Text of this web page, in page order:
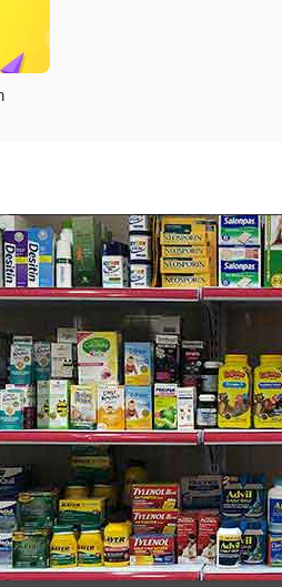
Các thanh có đầy đủ độ
hoàn toàn tự nhiên mà không